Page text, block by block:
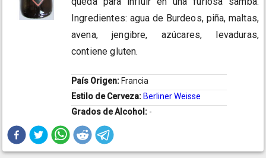
Ingredientes: agua de Burdeos, piña, maltas,
avena, jengibre, azúcares, levaduras,
contiene gluten.
País Origen: Francia
Estilo de Cerveza: Berliner Weisse
Grados de Alcohol: -